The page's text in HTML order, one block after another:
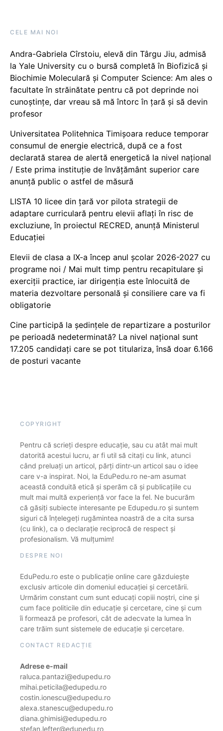
CELE MAI NOI
Andra-Gabriela Cîrstoiu, elevă din Târgu Jiu, admisă
la Yale University cu o bursă completă în Biofizică și
Biochimie Moleculară și Computer Science: Am ales o
facultate în străinătate pentru că pot deprinde noi
cunoștințe, dar vreau să mă întorc în țară și să devin
profesor
Universitatea Politehnica Timișoara reduce temporar
consumul de energie electrică, după ce a fost
declarată starea de alertă energetică la nivel național
/ Este prima instituție de învățământ superior care
anunță public o astfel de măsură
LISTA 10 licee din țară vor pilota strategii de
adaptare curriculară pentru elevii aflați în risc de
excluziune, în proiectul RECRED, anunță Ministerul
Educației
Elevii de clasa a IX-a încep anul școlar 2026-2027 cu
programe noi / Mai mult timp pentru recapitulare și
exerciții practice, iar dirigenția este înlocuită de
materia dezvoltare personală și consiliere care va fi
obligatorie
Cine participă la ședințele de repartizare a posturilor
pe perioadă nedeterminată? La nivel național sunt
17.205 candidați care se pot titulariza, însă doar 6.166
de posturi vacante
COPYRIGHT
Pentru că scrieți despre educație, sau cu atât mai mult
datorită acestui lucru, ar fi util să citați cu link, atunci
când preluați un articol, părți dintr-un articol sau o idee
care v-a inspirat. Noi, la EduPedu.ro ne-am asumat
această conduită etică și sperăm că și publicațiile cu
mult mai multă experiență vor face la fel. Ne bucurăm
că găsiți subiecte interesante pe Edupedu.ro și suntem
siguri că înțelegeți rugămintea noastră de a cita sursa
(cu link), ca o declarație reciprocă de respect și
profesionalism. Vă mulțumim!
DESPRE NOI
EduPedu.ro este o publicație online care găzduiește
exclusiv articole din domeniul educației și cercetării.
Urmărim constant cum sunt educați copiii noștri, cine și
cum face politicile din educație și cercetare, cine și cum
îi formează pe profesori, cât de adecvate la lumea în
care trăim sunt sistemele de educație și cercetare.
CONTACT REDACȚIE
Adrese e-mail
raluca.pantazi@edupedu.ro
mihai.peticila@edupedu.ro
costin.ionescu@edupedu.ro
alexa.stanescu@edupedu.ro
diana.ghimisi@edupedu.ro
stefan.lefter@edupedu.ro